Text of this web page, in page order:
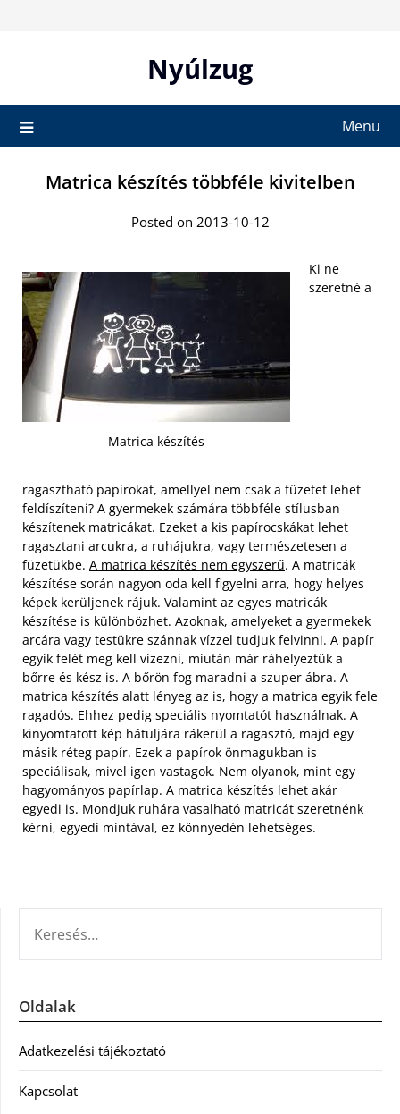
Nyúlzug
Menu
Matrica készítés többféle kivitelben
Posted on 2013-10-12
Matrica készítés
Ki ne
szeretné a
ragasztható papírokat, amellyel nem csak a füzetet lehet
feldíszíteni? A gyermekek számára többféle stílusban
készítenek matricákat. Ezeket a kis papírocskákat lehet
ragasztani arcukra, a ruhájukra, vagy természetesen a
füzetükbe. A matrica készítés nem egyszerű. A matricák
készítése során nagyon oda kell figyelni arra, hogy helyes
képek kerüljenek rájuk. Valamint az egyes matricák
készítése is különbözhet. Azoknak, amelyeket a gyermekek
arcára vagy testükre szánnak vízzel tudjuk felvinni. A papír
egyik felét meg kell vizezni, miután már ráhelyeztük a
bőrre és kész is. A bőrön fog maradni a szuper ábra. A
matrica készítés alatt lényeg az is, hogy a matrica egyik fele
ragadós. Ehhez pedig speciális nyomtatót használnak. A
kinyomtatott kép hátuljára rákerül a ragasztó, majd egy
másik réteg papír. Ezek a papírok önmagukban is
speciálisak, mivel igen vastagok. Nem olyanok, mint egy
hagyományos papírlap. A matrica készítés lehet akár
egyedi is. Mondjuk ruhára vasalható matricát szeretnénk
kérni, egyedi mintával, ez könnyedén lehetséges.
Oldalak
Adatkezelési tájékoztató
Kapcsolat